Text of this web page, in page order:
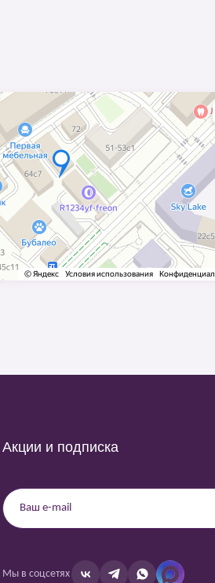
Акции и подписка
Мы в соцсетях